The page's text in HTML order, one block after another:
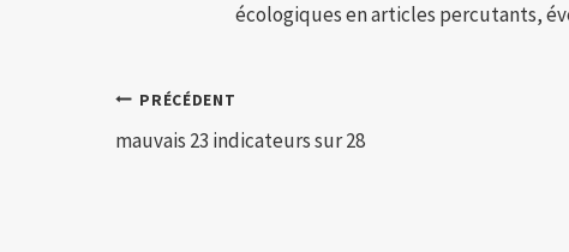
écologiques en articles percutants,
Navigation
de
PRÉCÉDENT
mauvais 23 indicateurs sur 28